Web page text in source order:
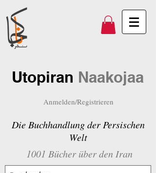
Utopiran Naakojaa
Anmelden/Registrieren
Die Buchhandlung der Persischen
Welt
1001 Bücher über den Iran